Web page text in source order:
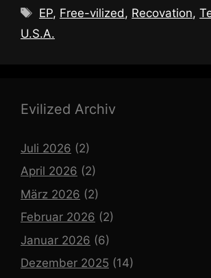
Schlagwörter
EP, Free-vilized, Recovation,
U.S.A.
Evilized Archiv
Juli 2026 (2)
April 2026 (2)
März 2026 (2)
Februar 2026 (2)
Januar 2026 (6)
Dezember 2025 (14)